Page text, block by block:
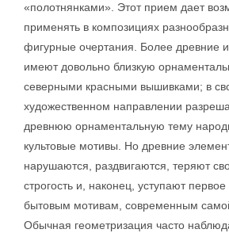
«полотнянками». Этот прием дает
применять в композициях
фигурные очертания. Более древние
имеют довольно близкую
северными красными вышивками; в
художественном направлении
древнюю орнаментальную тему
культовые мотивы. Но древние
нарушаются, раздвигаются, теряют
строгость и, наконец, уступают
бытовым мотивам, современным
Обычная геометризация часто